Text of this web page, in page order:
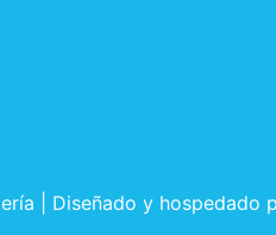
| Diseñado y hospedado